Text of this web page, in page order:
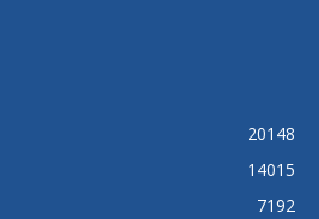
20148
14015
7192